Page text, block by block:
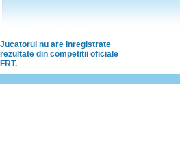
Jucatorul nu are inregistrate
rezultate din competitii oficiale
FRT.